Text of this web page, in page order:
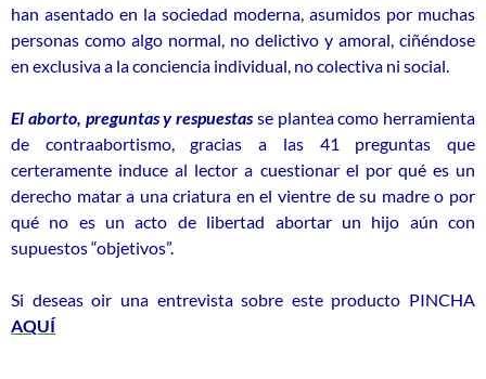
han asentado en la sociedad moderna, asumidos por muchas
personas como algo normal, no delictivo y amoral, ciñéndose
en exclusiva a la conciencia individual, no colectiva ni social.
El aborto, preguntas y respuestasse plantea como herramienta
de contraabortismo, gracias a las 41 preguntas que
certeramente induce al lector a cuestionar el por qué es un
derecho matar a una criatura en el vientre de su madre o por
qué no es un acto de libertad abortar un hijo aún con
supuestos “objetivos”.
Si deseas oir una entrevista sobre este producto PINCHA
AQUÍ